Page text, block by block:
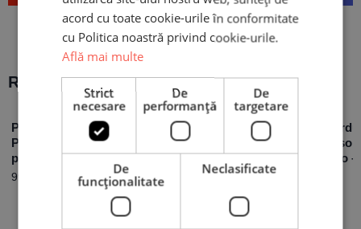
Recomandări populare:
Piatră Ardezie
Personalizată cu o
poză – Inimioare
99,90
Piatră Ardezie
Orizontală
Personalizată cu o
Set 12
Baby
Ramă Foto
acord cu toate cookie-urile în conformitate
cu Politica noastră privind cookie-urile.
Află mai multe
Strict
necesare
De
performanță
De
targetare
De
funcţionalitate
Neclasificate